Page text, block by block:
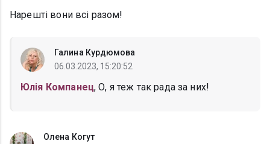
Нарешті вони всі разом!
Галина Курдюмова
06.03.2023, 15:20:52
Юлія Компанец, О, я теж так рада за них!
Олена Когут